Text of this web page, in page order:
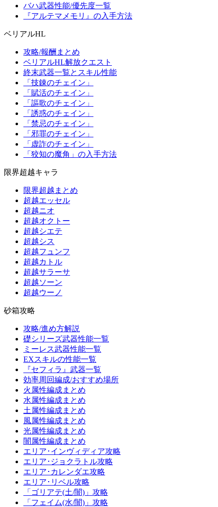
バハ武器性能/優先度一覧
『アルテマメモリ』の入手方法
ベリアルHL
攻略/報酬まとめ
ベリアルHL解放クエスト
終末武器一覧とスキル性能
「技錬のチェイン」
「賦活のチェイン」
「謳歌のチェイン」
「誘惑のチェイン」
「禁忌のチェイン」
「邪罪のチェイン」
「虚詐のチェイン」
「狡知の魔角」の入手方法
限界超越キャラ
限界超越まとめ
超越エッセル
超越ニオ
超越オクトー
超越シエテ
超越シス
超越フュンフ
超越カトル
超越サラーサ
超越ソーン
超越ウーノ
砂箱攻略
攻略/進め方解説
礎シリーズ武器性能一覧
ミーレス武器性能一覧
EXスキルの性能一覧
『セフィラ』武器一覧
効率周回編成/おすすめ場所
火属性編成まとめ
水属性編成まとめ
土属性編成まとめ
風属性編成まとめ
光属性編成まとめ
闇属性編成まとめ
エリア･インヴィディア攻略
エリア･ジョクラトル攻略
エリア･カレンダエ攻略
エリア･リベル攻略
「ゴリアテ(土/闇)」攻略
「フェイム(水/闇)」攻略